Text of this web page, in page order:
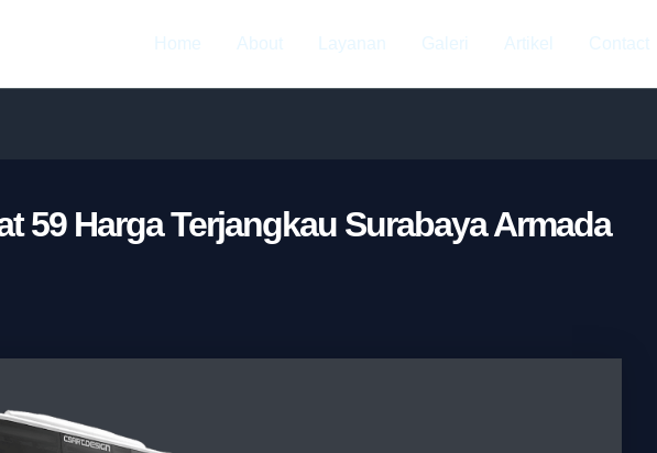
Home About Layanan Galeri Artikel Contact
59 Harga Terjangkau Surabaya Armada